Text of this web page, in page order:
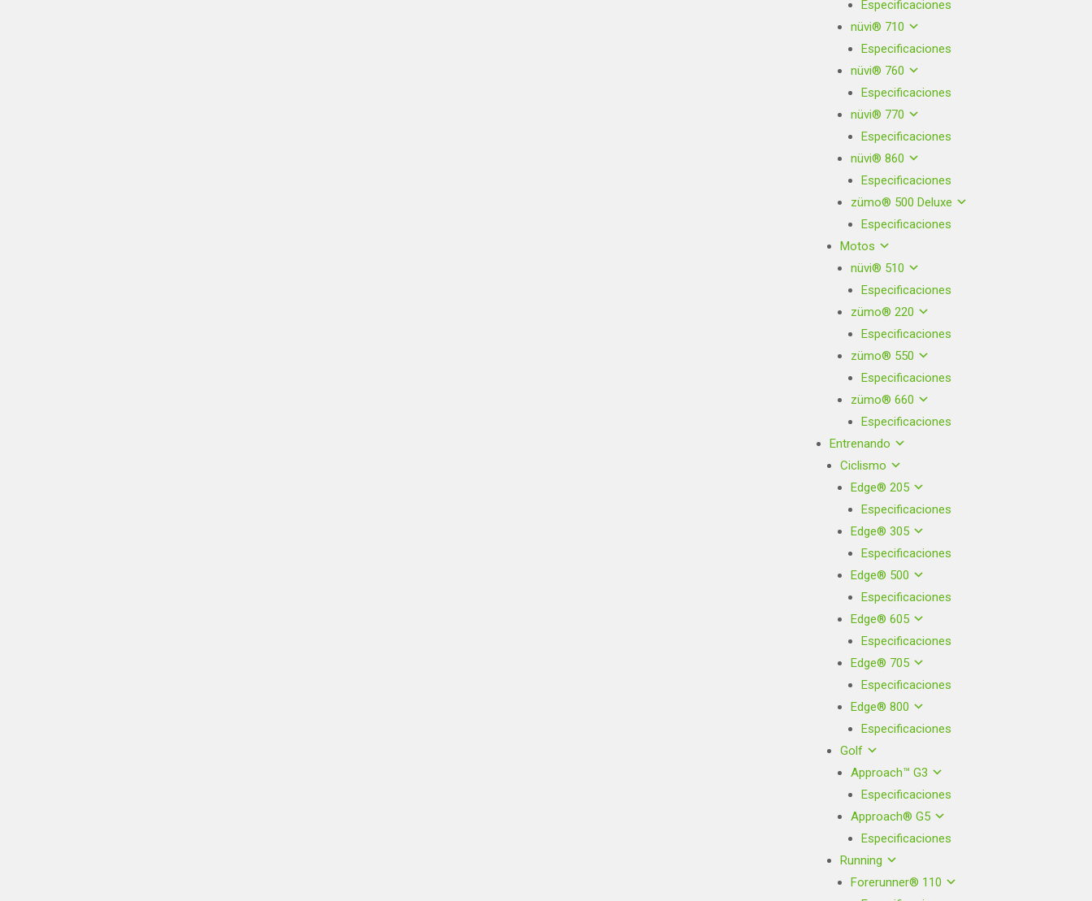
Especificaciones
nüvi® 710
Especificaciones
nüvi® 760
Especificaciones
nüvi® 770
Especificaciones
nüvi® 860
Especificaciones
zümo® 500 Deluxe
Especificaciones
Motos
nüvi® 510
Especificaciones
zümo® 220
Especificaciones
zümo® 550
Especificaciones
zümo® 660
Especificaciones
Entrenando
Ciclismo
Edge® 205
Especificaciones
Edge® 305
Especificaciones
Edge® 500
Especificaciones
Edge® 605
Especificaciones
Edge® 705
Especificaciones
Edge® 800
Especificaciones
Golf
Approach™ G3
Especificaciones
Approach® G5
Especificaciones
Running
Forerunner® 110